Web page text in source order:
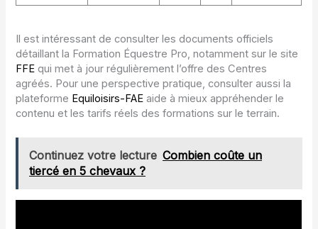
Il est intéressant de consulter les documents officiels
détaillant la Formation Équestre Pro, notamment sur le site
FFE qui met à jour régulièrement l’offre des Centres
agréés. Pour une perspective pratique, consulter aussi la
plateforme Equiloisirs-FAE aide à mieux appréhender le
contenu et les tarifs réels des formations sur le terrain.
Continuez votre lecture Combien coûte un
tiercé en 5 chevaux ?